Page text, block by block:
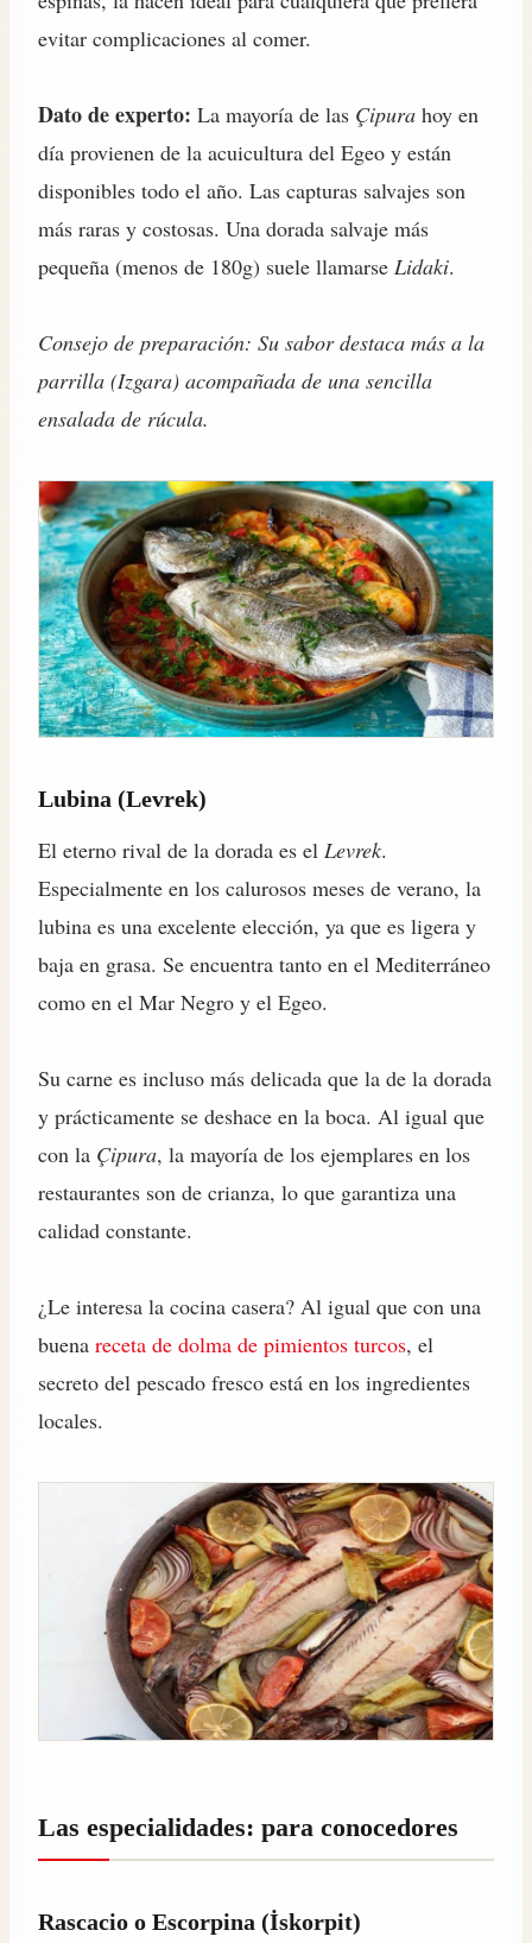
evitar complicaciones al comer.
Dato de experto: La mayoría de las Çipura hoy en
día provienen de la acuicultura del Egeo y están
disponibles todo el año. Las capturas salvajes son
más raras y costosas. Una dorada salvaje más
pequeña (menos de 180g) suele llamarse Lidaki.
Consejo de preparación: Su sabor destaca más a la
parrilla (Izgara) acompañada de una sencilla
ensalada de rúcula.
Lubina (Levrek)
El eterno rival de la dorada es el Levrek.
Especialmente en los calurosos meses de verano, la
lubina es una excelente elección, ya que es ligera y
baja en grasa. Se encuentra tanto en el Mediterráneo
como en el Mar Negro y el Egeo.
Su carne es incluso más delicada que la de la dorada
y prácticamente se deshace en la boca. Al igual que
con la Çipura, la mayoría de los ejemplares en los
restaurantes son de crianza, lo que garantiza una
calidad constante.
¿Le interesa la cocina casera? Al igual que con una
buena receta de dolma de pimientos turcos, el
secreto del pescado fresco está en los ingredientes
locales.
Las especialidades: para conocedores
Rascacio o Escorpina (İskorpit)